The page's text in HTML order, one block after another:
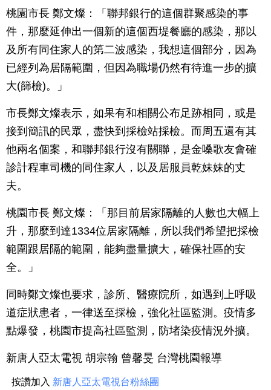
桃園市長 鄭文燦：「聯邦銀行的這個群聚感染的事
件，那麼延伸出一個新的這個西堤餐廳的感染，那以
及所有同住家人的第二波感染，我想這個部分，因為
已經列為居隔範圍，但因為職場仍然有待進一步的擴
大(篩檢)。」
市長鄭文燦表示，如果有和相關公布足跡相同，或是
接到簡訊的民眾，盡快到採檢站採檢。而周五還有其
他兩名個案，和聯邦銀行沒有關聯，是金嗓歌友會確
診計程車司機的同住家人，以及居服員乾妹妹的丈
夫。
桃園市長 鄭文燦：「那目前居家隔離的人數也大幅上
升，那麼到達1334位居家隔離，所以我們希望把採檢
範圍跟居隔的範圍，能夠盡量擴大，確保社區的安
全。」
同時鄭文燦也要求，診所、醫療院所，如遇到上呼吸
道症狀患者，一律送至採檢，強化社區監測。疫情多
點爆發，桃園市提高社區監測，防堵染疫情況外擴。
新唐人亞太電視 胡宗翰 曾馨旻 台灣桃園報導
按讚加入 新唐人亞太電視台粉絲團